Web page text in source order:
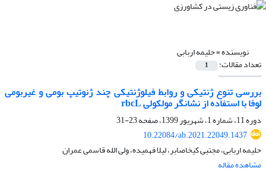
نویسنده =حلیمه اربابی
تعداد مقالات: 1
بررسی تنوع ژنتیکی و روابط فیلوژنتیکی چند ژنوتیپ بومی و غیربومی
لوفا با استفاده از نشانگر مولکولی rbcL
دوره 11، شماره 1، شهریور 1399، صفحه
23-31
10.22084/ab.2021.22049.1437
حلیمه اربابی، مجتبی کیخاصابر، لیلا فهمیده، ولی الله قاسمی عمران
مشاهده مقاله